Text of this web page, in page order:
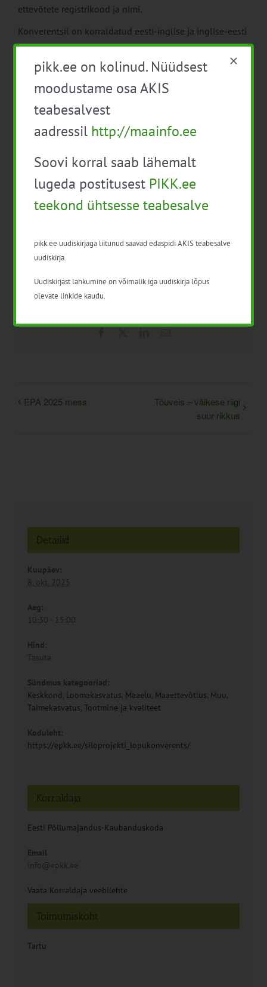
ettevõtete registrikood ja nimi.
Konverentsil on korraldatud eesti-inglise ja inglise-eesti
sünkroontõlge.
Lisainfo: Karmen Roost, EPKK keskkonnavaldkonna
projektijuht, e-post:karmen@epkk.ee
Konverentsi korraldab Eesti Põllumajandus-
Kaubanduskoda INTERREG Kesk-Läänemere
programmist rahastatud projekti “Sustainable Silage” /
Lisa kalendrisse
EPA 2025 mess
Tõuveis – väikese riigi
suur rikkus
Detailid
Kuupäev:
8. okt. 2025
Aeg:
10:30 - 15:00
Hind:
Tasuta
Sündmus kategooriad:
Keskkond, Loomakasvatus, Maaelu, Maaettevõtlus, Muu,
Taimekasvatus, Tootmine ja kvaliteet
Koduleht:
https://epkk.ee/siloprojekti_lopukonverents/
Toimumiskoht
Tartu
Korraldaja
Eesti Põllumajandus-Kaubanduskoda
Email
info@epkk.ee
Vaata Korraldaja veebilehte
pikk.ee on kolinud. Nüüdsest
moodustame osa AKIS
teabesalvest
aadressil http://maainfo.ee
Soovi korral saab lähemalt
lugeda postitusest PIKK.ee
teekond ühtsesse teabesalve
pikk.ee uudiskirjaga liitunud saavad edaspidi AKIS teabesalve
uudiskirja.
Uudiskirjast lahkumine on võimalik iga uudiskirja lõpus
olevate linkide kaudu.